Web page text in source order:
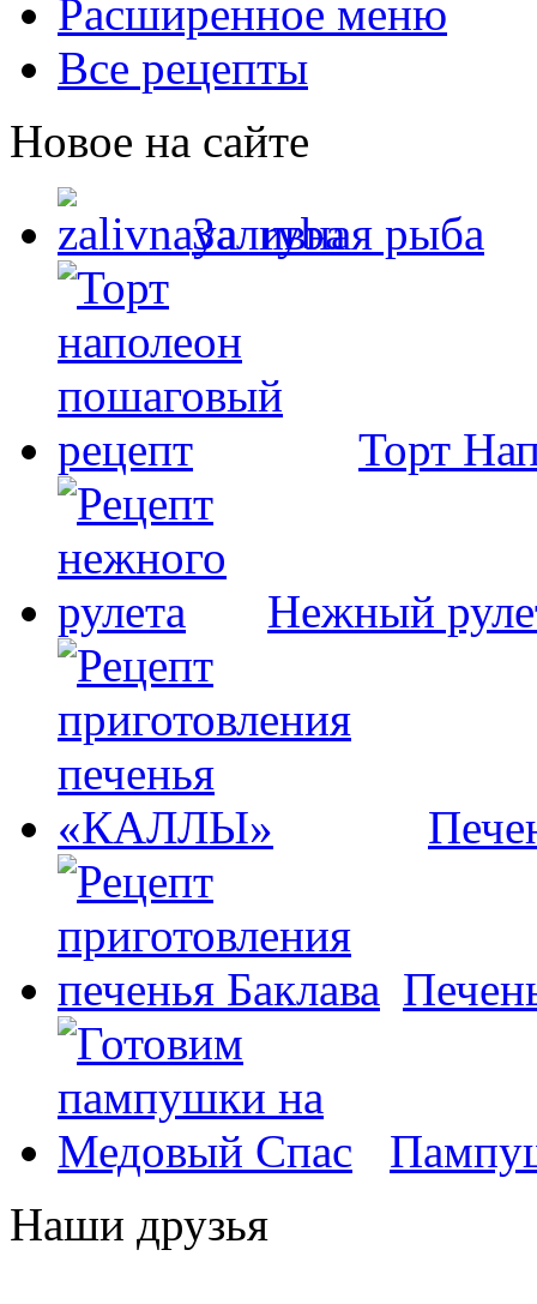
Расширенное меню
Все рецепты
Новое на сайте
Заливная рыба
Торт
Нежный
Наши друзья